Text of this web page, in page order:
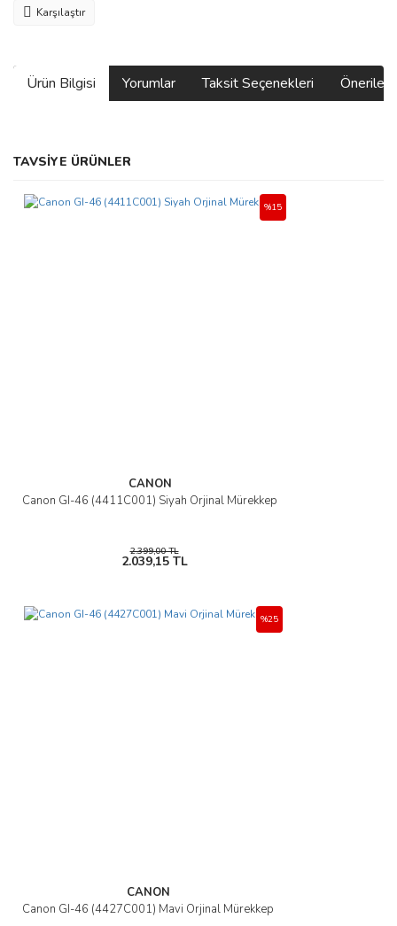
Karşılaştır
Ürün Bilgisi Yorumlar Taksit Seçenekleri
Bu ürünün fiyat bilgisi, resim, ürün açıklamalarında ve diğer
konularda yetersiz gördüğünüz noktaları öneri formunu kullanarak
Görüş ve önerileriniz için teşekkür ederiz.
TAVSİYE ÜRÜNLER
CANON
Canon GI-46 (4411C001) Siyah Orjinal Mürekkep
%15
2.399,00 TL
2.039,15 TL
CANON
Canon GI-46 (4427C001) Mavi Orjinal Mürekkep
%25